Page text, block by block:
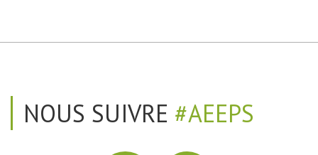
NOUS SUIVRE #AEEPS